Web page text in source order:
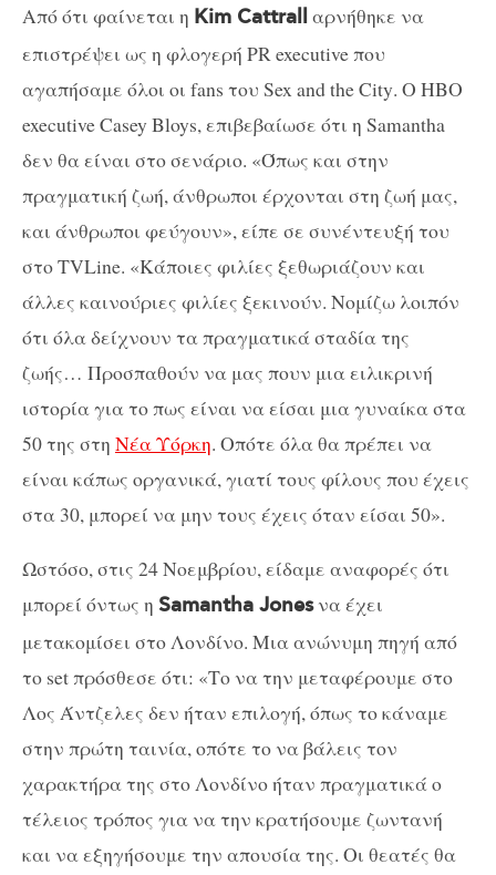
Από ότι φαίνεται η Kim Cattrallαρνήθηκε να
επιστρέψει ως η φλογερή PR executive που
αγαπήσαμε όλοι οι fans του Sex andtheCity. Ο HBO
executiveCasey Bloys, επιβεβαίωσε ότι η Samantha
δεν θα είναι στο σενάριο. «Όπως και στην
πραγματική ζωή, άνθρωποι έρχονται στη ζωή μας,
και άνθρωποι φεύγουν», είπε σε συνέντευξή του
στο TVLine. «Κάποιες φιλίες ξεθωριάζουν και
άλλες καινούριες φιλίες ξεκινούν. Νομίζω λοιπόν
ότι όλα δείχνουν τα πραγματικά σταδία της
ζωής… Προσπαθούν να μας πουν μια ειλικρινή
ιστορία για το πως είναι να είσαι μια γυναίκα στα
50 της στη Νέα Υόρκη. Οπότε όλα θα πρέπει να
είναι κάπως οργανικά, γιατί τους φίλους που έχεις
στα 30, μπορεί να μην τους έχεις όταν είσαι 50».
Ωστόσο, στις 24 Νοεμβρίου, είδαμε αναφορές ότι
μπορεί όντως η Samantha Jonesνα έχει
μετακομίσει στο Λονδίνο. Μια ανώνυμη πηγή από
το setπρόσθεσε ότι: «Το να την μεταφέρουμε στο
Λος Άντζελες δεν ήταν επιλογή, όπως το κάναμε
στην πρώτη ταινία, οπότε το να βάλεις τον
χαρακτήρα της στο Λονδίνο ήταν πραγματικά ο
τέλειος τρόπος για να την κρατήσουμε ζωντανή
και να εξηγήσουμε την απουσία της. Οι θεατές θα